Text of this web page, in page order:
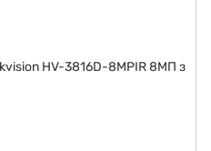
HV-3816D-8MPIR 8МП з